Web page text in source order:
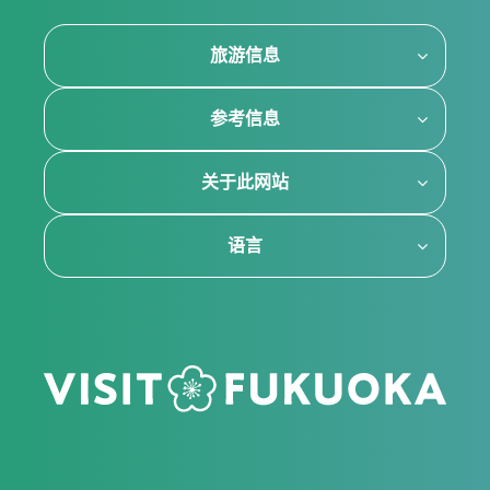
旅游信息
参考信息
关于此网站
语言